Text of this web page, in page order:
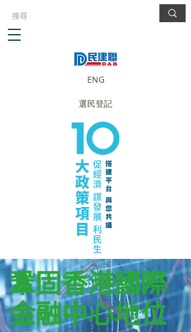
ENG
選民登記
鞏固香港國際
金融中心地位